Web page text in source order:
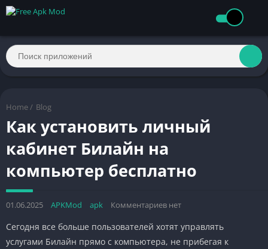
Home / Blog
Как установить личный
кабинет Билайн на
компьютер бесплатно
01.06.2025 APKMod apk Комментариев нет
Сегодня все больше пользователей хотят управлять
услугами Билайн прямо с компьютера, не прибегая к